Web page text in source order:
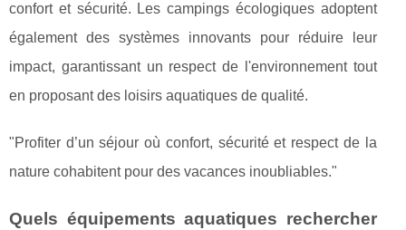
confort et sécurité. Les campings écologiques adoptent
également des systèmes innovants pour réduire leur
impact, garantissant un respect de l'environnement tout
en proposant des loisirs aquatiques de qualité.
"Profiter d’un séjour où confort, sécurité et respect de la
nature cohabitent pour des vacances inoubliables."
Quels équipements aquatiques rechercher